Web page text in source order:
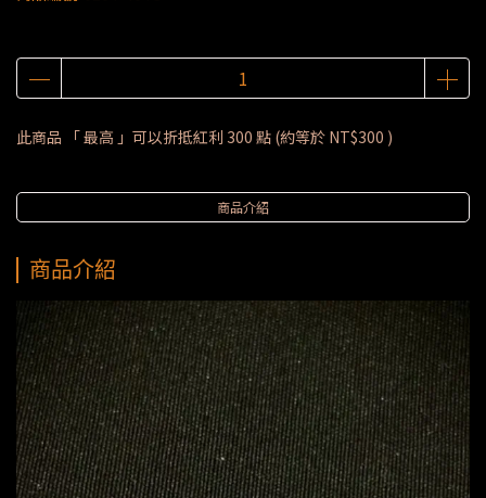
此商品 「 最高 」可以折抵紅利 300 點 (約等於 NT$300 )
商品介紹
商品介紹